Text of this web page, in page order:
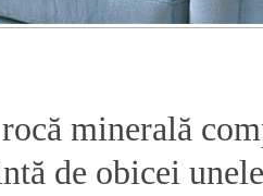
minerală
de obicei